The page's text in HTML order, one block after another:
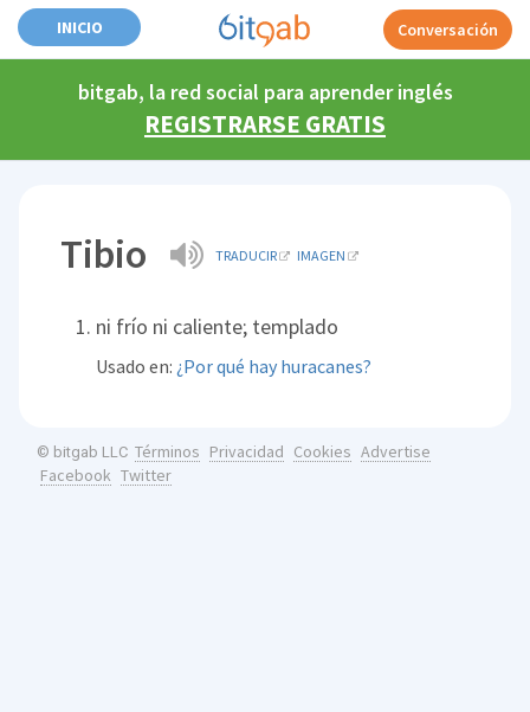
INICIO Conversación
bitgab, la red social para aprender inglés
REGISTRARSE GRATIS
Tibio TRADUCIR IMAGEN
ni frío ni caliente; templado
Usado en: ¿Por qué hay huracanes?
© bitgab LLC Términos Privacidad Cookies Advertise
Facebook Twitter